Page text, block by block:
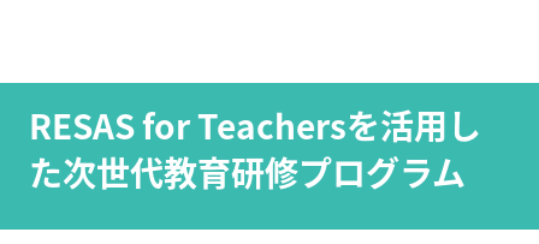
RESAS for Teachersを活用し
た次世代教育研修プログラム